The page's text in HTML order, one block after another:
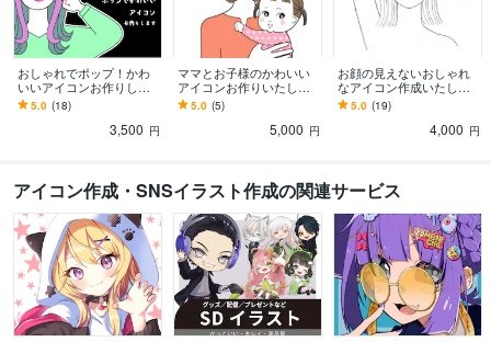
おしゃれでポップ！かわ
いいアイコンお作りしま
す 商用利用可★表情やポ
ーズ違いもセットで作成
5.0 (18)
3,500 円
ママとお子様のかわいい
アイコンお作りいたしま
す お子様アイコンもお作
りいたします！お名前シ
5.0 (5)
5,000 円
お顔の見えないおしゃれ
なアイコン作成いたしま
す お顔を隠しつつ小物で
好き！や個性をアピール
5.0 (19)
4,000 円
アイコン作成・SNSイラスト作成の関連サービス